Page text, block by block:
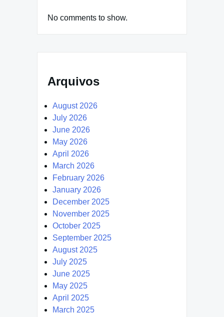
No comments to show.
Arquivos
August 2026
July 2026
June 2026
May 2026
April 2026
March 2026
February 2026
January 2026
December 2025
November 2025
October 2025
September 2025
August 2025
July 2025
June 2025
May 2025
April 2025
March 2025